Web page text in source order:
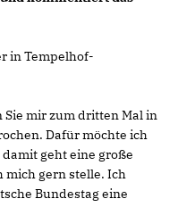
in Tempelhof-
Sie mir zum dritten Mal in
Dafür möchte ich
geht eine große
mich gern stelle. Ich
Bundestag eine